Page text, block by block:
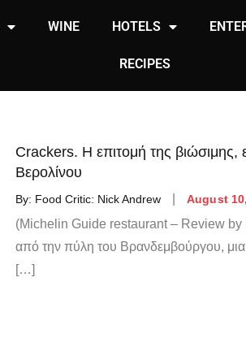
WINE HOTELS
RECIPES
Crackers. H επιτομή της βιώσιμης,
Βερολίνου
By: Food Critic: Nick Andrew August
(Michelin Guide restaurant – Review by
από την πύλη του Βρανδεμβούργου,
[…]